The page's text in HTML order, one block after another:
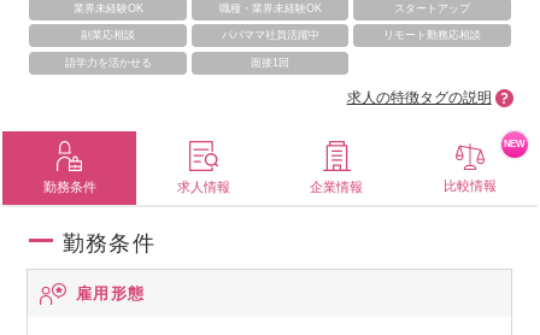
業界未経験OK 職種・業界未経験OK スタートアップ
副業応相談 パパママ社員活躍中 リモート勤務応相談
語学力を活かせる 面接1回
求人の特徴タグの説明
勤務条件 求人情報 企業情報 比較情報
NEW
勤務条件
雇用形態